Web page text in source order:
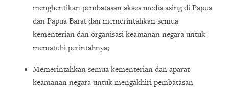
menghentikan pembatasan akses media asing di Papua
dan Papua Barat dan memerintahkan semua
kementerian dan organisasi keamanan negara untuk
mematuhi perintahnya;
Memerintahkan semua kementerian dan aparat
keamanan negara untuk mengakhiri pembatasan